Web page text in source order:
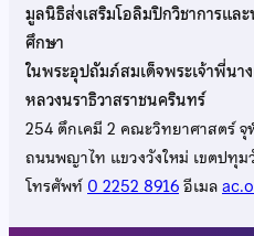
มูลนิธิส่งเสริมโอลิมปิกวิชาการแ
ศึกษา
ในพระอุปถัมภ์สมเด็จพระเจ้าพี่น
หลวงนราธิวาสราชนครินทร์
254 ตึกเคมี 2 คณะวิทยาศาสตร์
ถนนพญาไท แขวงวังใหม่ เขตปทุ
โทรศัพท์0 2252 8916อีเมล